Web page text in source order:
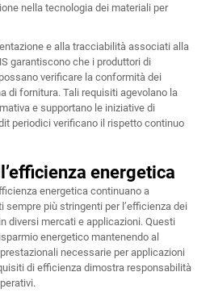
nella tecnologia dei materiali per
e alla tracciabilità associati alla
garantiscono che i produttori di
verificare la conformità dei
di fornitura. Tali requisiti agevolano la
e supportano le iniziative di
periodici verificano il rispetto continuo
energetica
energetica continuano a
sempre più stringenti per l’efficienza dei
diversi mercati e applicazioni. Questi
energetico mantenendo al
necessarie per applicazioni
di efficienza dimostra responsabilità